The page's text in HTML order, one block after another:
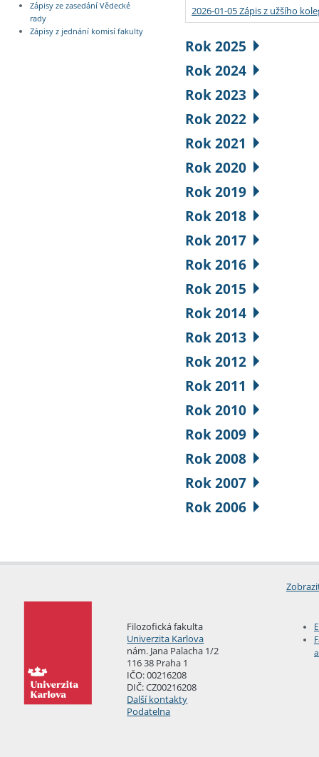
Zápisy ze zasedání Vědecké
rady
Zápisy z jednání komisí fakulty
2026-01-05 Zápis z užšího
Rok 2025
Rok 2024
Rok 2023
Rok 2022
Rok 2021
Rok 2020
Rok 2019
Rok 2018
Rok 2017
Rok 2016
Rok 2015
Rok 2014
Rok 2013
Rok 2012
Rok 2011
Rok 2010
Rok 2009
Rok 2008
Rok 2007
Rok 2006
Filozofická fakulta
Univerzita Karlova
nám. Jana Palacha 1/2
116 38 Praha 1
IČO: 00216208
DIČ: CZ00216208
Další kontakty
Podatelna